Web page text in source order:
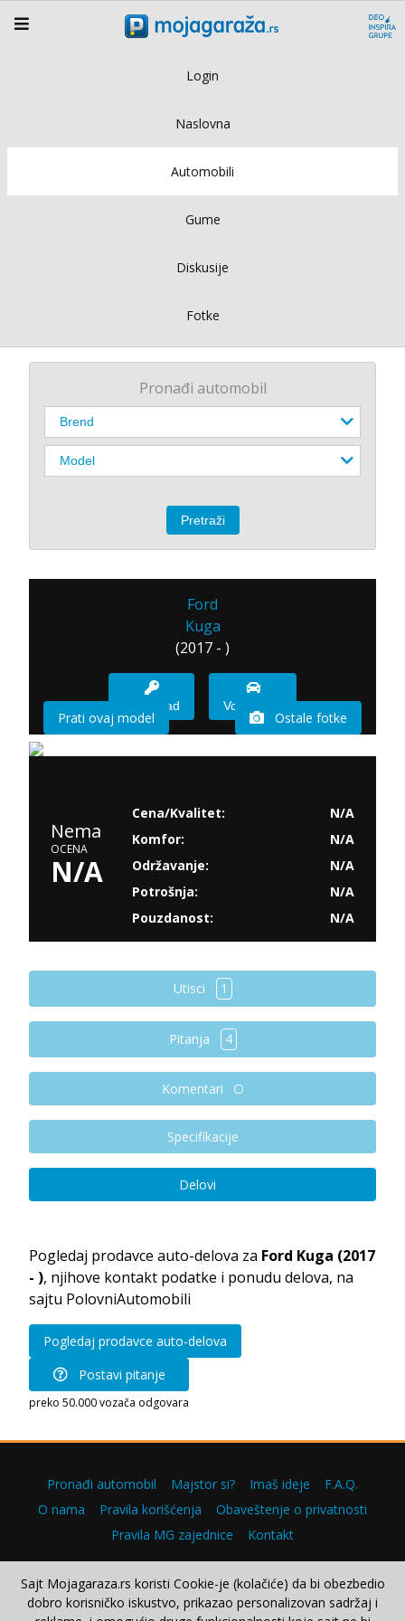
Login
Naslovna
Automobili
Gume
Diskusije
Fotke
Pronađi automobil
Ford
Kuga
(2017 - )
Imam sad Vozio sam
Prati ovaj model Ostale fotke
Nema
OCENA
N/A
Cena/Kvalitet:
N/A
Komfor:
N/A
Održavanje:
N/A
Potrošnja:
N/A
Pouzdanost:
N/A
Utisci 1
Pitanja 4
Komentari
Specifikacije
Delovi
Pogledaj prodavce auto-delova za Ford Kuga (2017
- ), njihove kontakt podatke i ponudu delova, na
sajtu PolovniAutomobili
Pogledaj prodavce auto-delova
Postavi pitanje
preko 50.000 vozača odgovara
Pronađi automobil Majstor si? Imaš ideje
F.A.Q.
O nama
Pravila korišćenja
Obaveštenje o privatnosti
Pravila MG zajednice
Kontakt
Copyright © 2000–2026.
Sajt Mojagaraza.rs koristi Cookie-je (kolačiće) da bi obezbedio
dobro korisničko iskustvo, prikazao personalizovan sadržaj i